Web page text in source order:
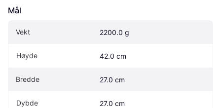
Mål
Vekt 2200.0 g
Høyde 42.0 cm
Bredde 27.0 cm
Dybde 27.0 cm